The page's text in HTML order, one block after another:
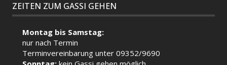
ZEITEN ZUM GASSI GEHEN
Montag bis Samstag:
nur nach Termin
Terminvereinbarung unter 09352/9690